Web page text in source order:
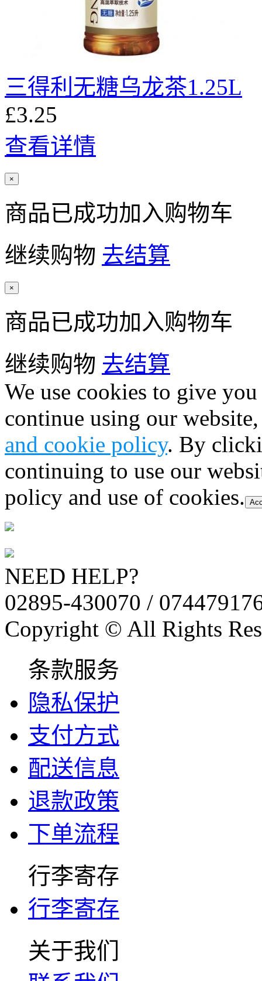
三得利无糖乌龙茶1.25L
£3.25
查看详情
×
商品已成功加入购物车
继续购物 去结算
×
商品已成功加入购物车
继续购物 去结算
We use cookies to give
continue using our
and cookie policy. By
continuing to use our
policy and use of cookies.
NEED HELP?
02895-430070 /
Copyright © All Rights
条款服务
隐私保护
支付方式
配送信息
退款政策
下单流程
行李寄存
行李寄存
关于我们